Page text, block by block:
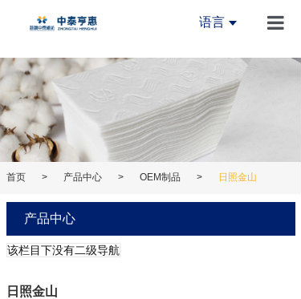
首页
产
语言
首页 > 产品中心 > OEM制品 > 日照金山
产品中心
该栏目下没有二级导航
日照金山